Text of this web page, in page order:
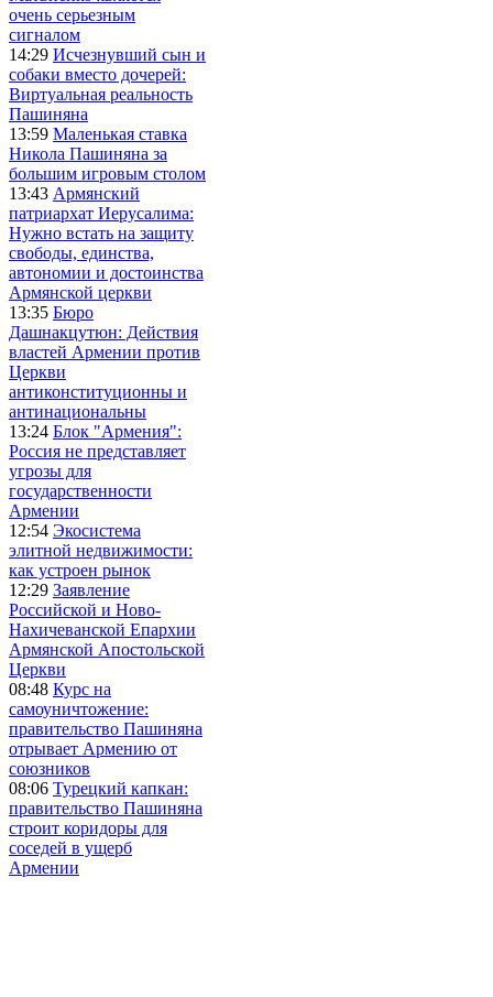
очень серьезным
сигналом
14:29 Исчезнувший сын и
собаки вместо дочерей:
Виртуальная реальность
Пашиняна
13:59 Маленькая ставка
Никола Пашиняна за
большим игровым столом
13:43 Армянский
патриархат Иерусалима:
Нужно встать на защиту
свободы, единства,
автономии и достоинства
Армянской церкви
13:35 Бюро
Дашнакцутюн: Действия
властей Армении против
Церкви
антиконституционны и
антинациональны
13:24 Блок "Армения":
Россия не представляет
угрозы для
государственности
Армении
12:54 Экосистема
элитной недвижимости:
как устроен рынок
12:29 Заявление
Российской и Ново-
Нахичеванской Епархии
Армянской Апостольской
Церкви
08:48 Курс на
самоуничтожение:
правительство Пашиняна
отрывает Армению от
союзников
08:06 Турецкий капкан:
правительство Пашиняна
строит коридоры для
соседей в ущерб
Армении